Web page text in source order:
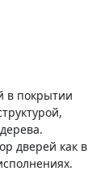
в покрытии
дверей как в